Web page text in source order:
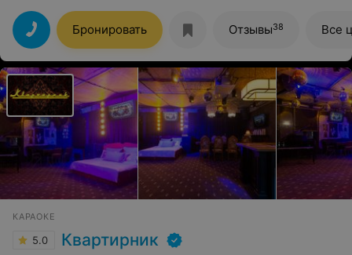
Коктейли и любые блюда из морепродуктов просто
топ!
Бронировать Отзывы38 Все
КАРАОКЕ
5.0 Квартирник